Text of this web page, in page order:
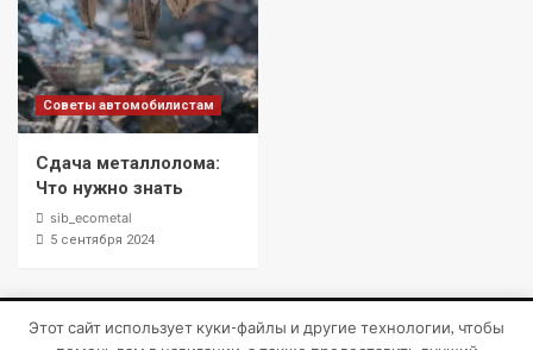
Советы автомобилистам
Сдача металлолома:
Что нужно знать
sib_ecometal
5 сентября 2024
Copyright © Все права защищены.|CoverNewsот AF
Этот сайт использует куки-файлы и другие технологии, чтобы